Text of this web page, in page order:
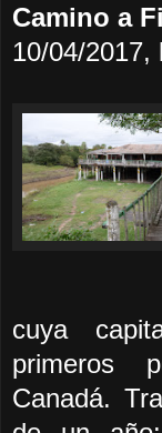
Camino a
10/04/2017,
cuya
primeros
Canadá.